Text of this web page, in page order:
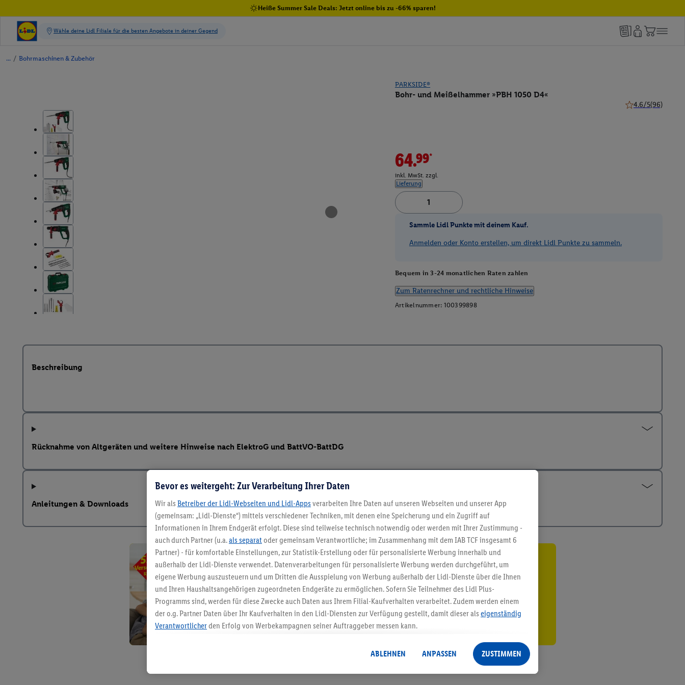
Heiße Summer Sale Deals: Jetzt online bis zu -66% sparen!
/ Bohrmaschinen & Zubehör
PARKSIDE®
Bohr- und Meißelhammer »PBH 1050 D4«
4.6/5(96)
64.99*
inkl. MwSt. zzgl.
Lieferung
Sammle Lidl Punkte mit deinem Kauf.
Anmelden oder Konto erstellen, um direkt Lidl Punkte zu sammeln.
Bequem in 3-24 monatlichen Raten zahlen
Zum Ratenrechner und rechtliche Hinweise
Artikelnummer: 100399898
Beschreibung
Rücknahme von Altgeräten und weitere Hinweise nach ElektroG und BattVO-BattDG
Anleitungen & Downloads
5.95 € Versand sparen³²ᵃ
Jetzt zum Newsletter anmelden
Gutschein sichern!
Bevor es weitergeht: Zur Verarbeitung Ihrer Daten
Wir als Betreiber der Lidl-Webseiten und Lidl-Apps verarbeiten Ihre Daten auf unseren Webseiten und unserer App
(gemeinsam: „Lidl-Dienste“) mittels verschiedener Techniken, mit denen eine Speicherung und ein Zugriff auf
Informationen in Ihrem Endgerät erfolgt. Diese sind teilweise technisch notwendig oder werden mit Ihrer Zustimmung -
auch durch Partner (u.a.als separat oder gemeinsam Verantwortliche; im Zusammenhang mit dem IAB TCF insgesamt 6
Partner) - für komfortable Einstellungen, zur Statistik-Erstellung oder für personalisierte Werbung innerhalb und
außerhalb der Lidl-Dienste verwendet. Datenverarbeitungen für personalisierte Werbung werden durchgeführt, um
eigene Werbung auszusteuern und um Dritten die Ausspielung von Werbung außerhalb der Lidl-Dienste über die Ihnen
und Ihren Haushaltsangehörigen zugeordneten Endgeräte zu ermöglichen. Sofern Sie Teilnehmer des Lidl Plus-
Programms sind, werden für diese Zwecke auch Daten aus Ihrem Filial-Kaufverhalten verarbeitet. Zudem werden einem
der o.g. Partner Daten über Ihr Kaufverhalten in den Lidl-Diensten zur Verfügung gestellt, damit dieser als eigenständig
Verantwortlicherden Erfolg von Werbekampagnen seiner Auftraggeber messen kann.
angereicherten Profilen. Dies umfasst die Zusammenführung von Daten (z.B. über Ihre Nutzung der Lidl-Dienste, Ihr
Kaufverhalten in den Lidl-Diensten, Informationen aus Ihrem Kundenkonto - z.B. Alter oder Geschlecht - sowie Ihre
genauen Standortdaten) auch über verschiedene Endgeräte und Lidl-Dienste hinweg einschließlich dem Speichern von
ABLEHNEN ANPASSEN ZUSTIMMEN